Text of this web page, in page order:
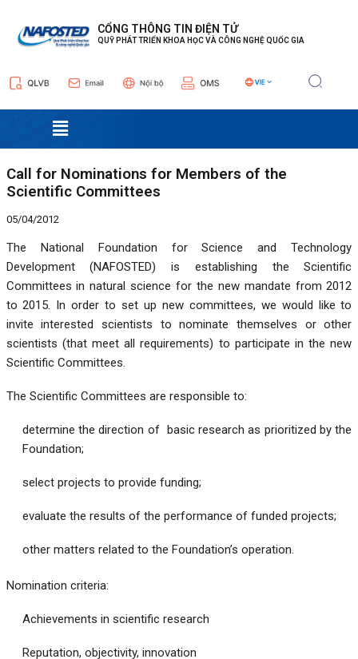
CỔNG THÔNG TIN ĐIỆN TỬ
QUỸ PHÁT TRIỂN KHOA HỌC VÀ CÔNG NGHỆ QUỐC GIA
Menu
Call for Nominations for Members of the
Scientific Committees
05/04/2012
The National Foundation for Science and Technology
Development (NAFOSTED) is establishing the Scientific
Committees in natural science for the new mandate from 2012
to 2015. In order to set up new committees, we would like to
invite interested scientists to nominate themselves or other
scientists (that meet all requirements) to participate in the new
Scientific Committees.
The Scientific Committees are responsible to:
determine the direction of basic research as prioritized by the
Foundation;
select projects to provide funding;
evaluate the results of the performance of funded projects;
other matters related to the Foundation’s operation.
Nomination criteria:
Achievements in scientific research
Reputation, objectivity, innovation
hướng
bài